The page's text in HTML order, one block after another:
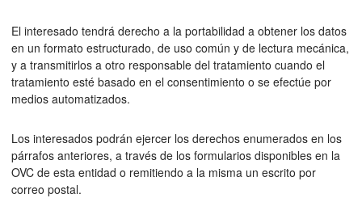
El interesado tendrá derecho a la portabilidad a obtener los datos
en un formato estructurado, de uso común y de lectura mecánica,
y a transmitirlos a otro responsable del tratamiento cuando el
tratamiento esté basado en el consentimiento o se efectúe por
medios automatizados.
Los interesados podrán ejercer los derechos enumerados en los
párrafos anteriores, a través de los formularios disponibles en la
OVC de esta entidad o remitiendo a la misma un escrito por
correo postal.